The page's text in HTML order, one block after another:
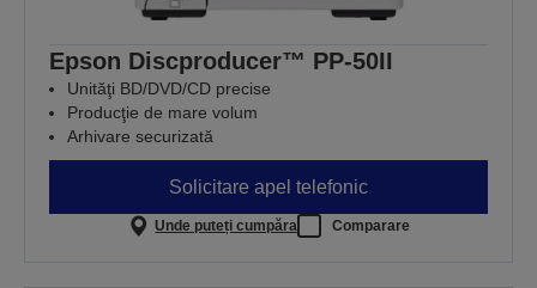
Epson Discproducer™ PP-50II
Unităţi BD/DVD/CD precise
Producţie de mare volum
Arhivare securizată
Solicitare apel telefonic
Unde puteți cumpăra Comparare